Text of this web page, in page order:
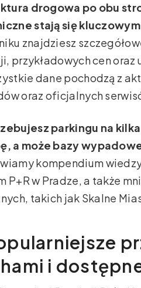
drogowa po obu
stają się
znajdziesz
przykładowych cen
dane pochodzą z
oraz oficjalnych
parkingu na
a może bazy
kompendium
P+R w Pradze, a także
takich jak Skalne
i